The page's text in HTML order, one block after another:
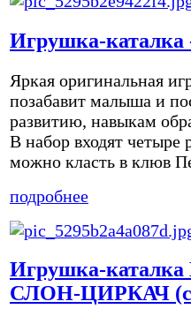
Игрушка-
Яркая оригинальная
позабавит малыша и
развитию, навыкам
В набор входят четыре
можно класть в клюв
подробнее
Игрушка-каталка
СЛОН-ЦИРКАЧ